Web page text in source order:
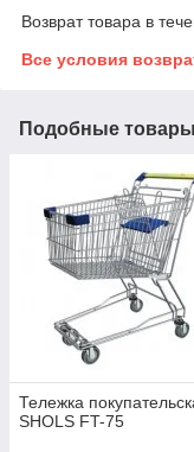
Возврат товара в
Все условия
Подобные
Тележка
SHOLS FT-75